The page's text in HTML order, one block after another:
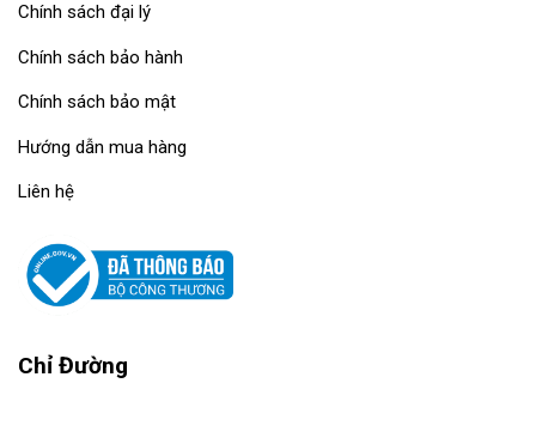
Chính sách đại lý
Chính sách bảo hành
Chính sách bảo mật
Hướng dẫn mua hàng
Liên hệ
Chỉ Đường